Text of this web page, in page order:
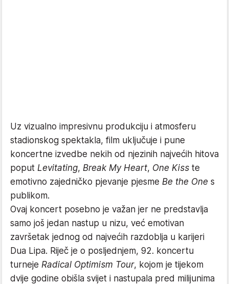
Uz vizualno impresivnu produkciju i atmosferu
stadionskog spektakla, film uključuje i pune
koncertne izvedbe nekih od njezinih najvećih hitova
poput Levitating, Break My Heart, One Kiss te
emotivno zajedničko pjevanje pjesme Be the One s
publikom.
Ovaj koncert posebno je važan jer ne predstavlja
samo još jedan nastup u nizu, već emotivan
završetak jednog od najvećih razdoblja u karijeri
Dua Lipa. Riječ je o posljednjem, 92. koncertu
turneje Radical Optimism Tour, kojom je tijekom
dvije godine obišla svijet i nastupala pred milijunima